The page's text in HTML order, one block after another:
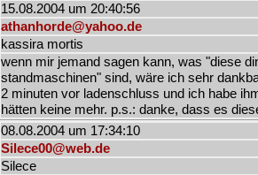
15.08.2004 um 20:40:56
athanhorde@yahoo.de
kassira mortis
wenn mir jemand sagen kann, was "diese
standmaschinen" sind, wäre ich sehr
2 minuten vor ladenschluss und ich habe
hätten keine mehr. p.s.: danke, dass es
08.08.2004 um 17:34:10
Silece00@web.de
Silece